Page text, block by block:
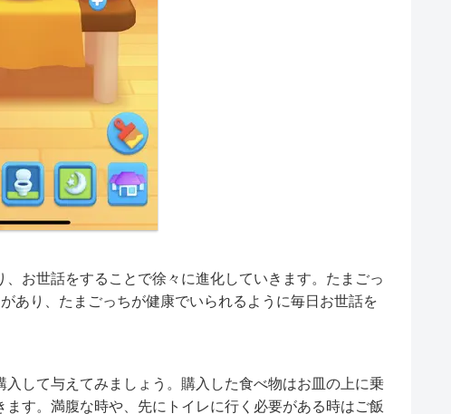
お世話をすることで徐々に進化していきます。たまごっ
があり、たまごっちが健康でいられるように毎日お世話を
して与えてみましょう。購入した食べ物はお皿の上に乗
ます。満腹な時や、先にトイレに行く必要がある時はご飯